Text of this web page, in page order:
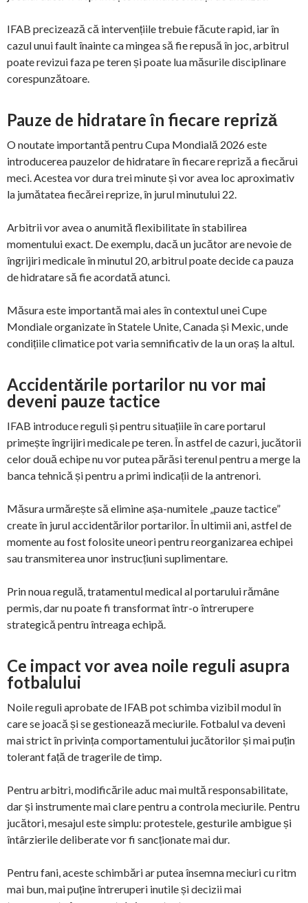
IFAB precizează că intervențiile trebuie făcute rapid, iar în
cazul unui fault înainte ca mingea să fie repusă în joc, arbitrul
poate revizui faza pe teren și poate lua măsurile disciplinare
corespunzătoare.
Pauze de hidratare în fiecare repriză
O noutate importantă pentru Cupa Mondială 2026 este
introducerea pauzelor de hidratare în fiecare repriză a fiecărui
meci. Acestea vor dura trei minute și vor avea loc aproximativ
la jumătatea fiecărei reprize, în jurul minutului 22.
Arbitrii vor avea o anumită flexibilitate în stabilirea
momentului exact. De exemplu, dacă un jucător are nevoie de
îngrijiri medicale în minutul 20, arbitrul poate decide ca pauza
de hidratare să fie acordată atunci.
Măsura este importantă mai ales în contextul unei Cupe
Mondiale organizate în Statele Unite, Canada și Mexic, unde
condițiile climatice pot varia semnificativ de la un oraș la altul.
Accidentările portarilor nu vor mai
deveni pauze tactice
IFAB introduce reguli și pentru situațiile în care portarul
primește îngrijiri medicale pe teren. În astfel de cazuri, jucătorii
celor două echipe nu vor putea părăsi terenul pentru a merge la
banca tehnică și pentru a primi indicații de la antrenori.
Măsura urmărește să elimine așa-numitele „pauze tactice”
create în jurul accidentărilor portarilor. În ultimii ani, astfel de
momente au fost folosite uneori pentru reorganizarea echipei
sau transmiterea unor instrucțiuni suplimentare.
Prin noua regulă, tratamentul medical al portarului rămâne
permis, dar nu poate fi transformat într-o întrerupere
strategică pentru întreaga echipă.
Ce impact vor avea noile reguli asupra
fotbalului
Noile reguli aprobate de IFAB pot schimba vizibil modul în
care se joacă și se gestionează meciurile. Fotbalul va deveni
mai strict în privința comportamentului jucătorilor și mai puțin
tolerant față de tragerile de timp.
Pentru arbitri, modificările aduc mai multă responsabilitate,
dar și instrumente mai clare pentru a controla meciurile. Pentru
jucători, mesajul este simplu: protestele, gesturile ambigue și
întârzierile deliberate vor fi sancționate mai dur.
Pentru fani, aceste schimbări ar putea însemna meciuri cu ritm
mai bun, mai puține întreruperi inutile și decizii mai